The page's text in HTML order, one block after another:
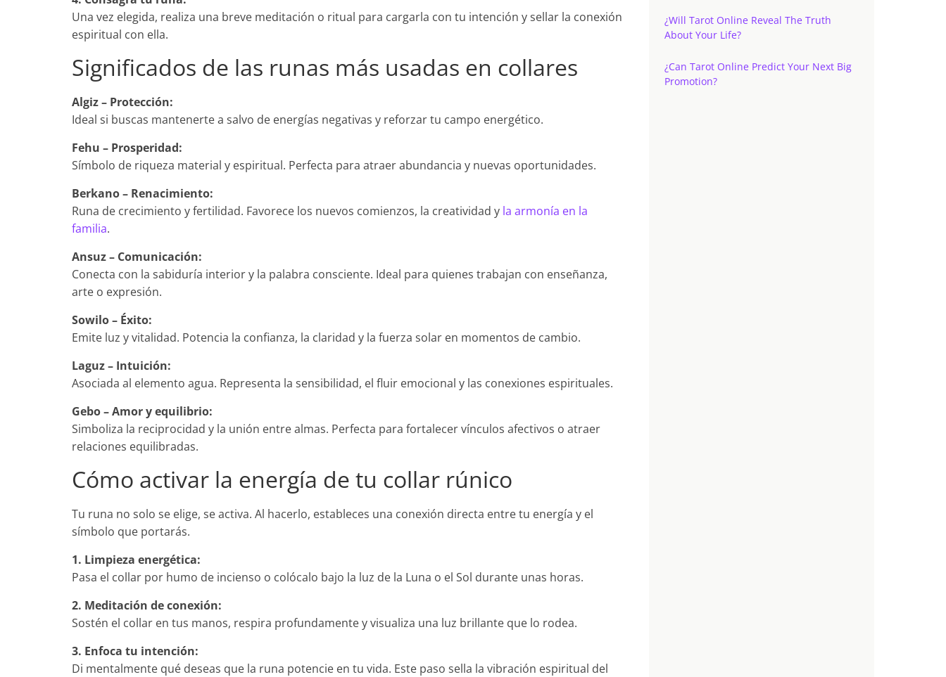
Una vez elegida, realiza una breve meditación o ritual para cargarla con tu intención y sellar la conexión
espiritual con ella.
Significados de las runas más usadas en collares
Algiz – Protección:
Ideal si buscas mantenerte a salvo de energías negativas y reforzar tu campo energético.
Fehu – Prosperidad:
Símbolo de riqueza material y espiritual. Perfecta para atraer abundancia y nuevas oportunidades.
Berkano – Renacimiento:
Runa de crecimiento y fertilidad. Favorece los nuevos comienzos, la creatividad y la armonía en la
familia.
Ansuz – Comunicación:
Conecta con la sabiduría interior y la palabra consciente. Ideal para quienes trabajan con enseñanza,
arte o expresión.
Sowilo – Éxito:
Emite luz y vitalidad. Potencia la confianza, la claridad y la fuerza solar en momentos de cambio.
Laguz – Intuición:
Asociada al elemento agua. Representa la sensibilidad, el fluir emocional y las conexiones espirituales.
Gebo – Amor y equilibrio:
Simboliza la reciprocidad y la unión entre almas. Perfecta para fortalecer vínculos afectivos o atraer
relaciones equilibradas.
Cómo activar la energía de tu collar rúnico
Tu runa no solo se elige, se activa. Al hacerlo, estableces una conexión directa entre tu energía y el
símbolo que portarás.
1. Limpieza energética:
Pasa el collar por humo de incienso o colócalo bajo la luz de la Luna o el Sol durante unas horas.
2. Meditación de conexión:
Sostén el collar en tus manos, respira profundamente y visualiza una luz brillante que lo rodea.
3. Enfoca tu intención:
Di mentalmente qué deseas que la runa potencie en tu vida. Este paso sella la vibración espiritual del
¿Will Tarot Online Reveal The Truth
About Your Life?
¿Can Tarot Online Predict Your Next Big
Promotion?